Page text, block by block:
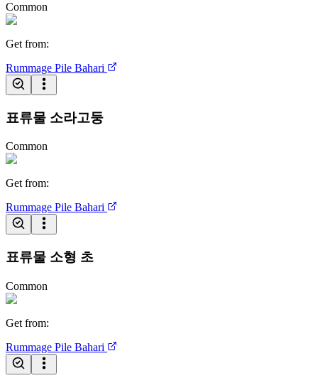
Common
Get from:
Rummage Pile Bahari
표류물 소라고둥
Common
Get from:
Rummage Pile Bahari
표류물 소형 초
Common
Get from:
Rummage Pile Bahari